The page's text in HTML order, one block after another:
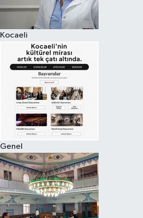
Kocaeli
Genel
Son Dakika Haberleri
Haber Arşivi